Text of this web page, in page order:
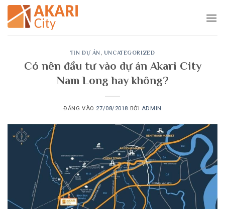
Bỏ
qua
nội
TIN DỰ ÁN , UNCATEGORIZED
Có nên đầu tư vào dự án Akari City
Nam Long hay không?
ĐĂNG VÀO 27/08/2018 BỞI ADMIN